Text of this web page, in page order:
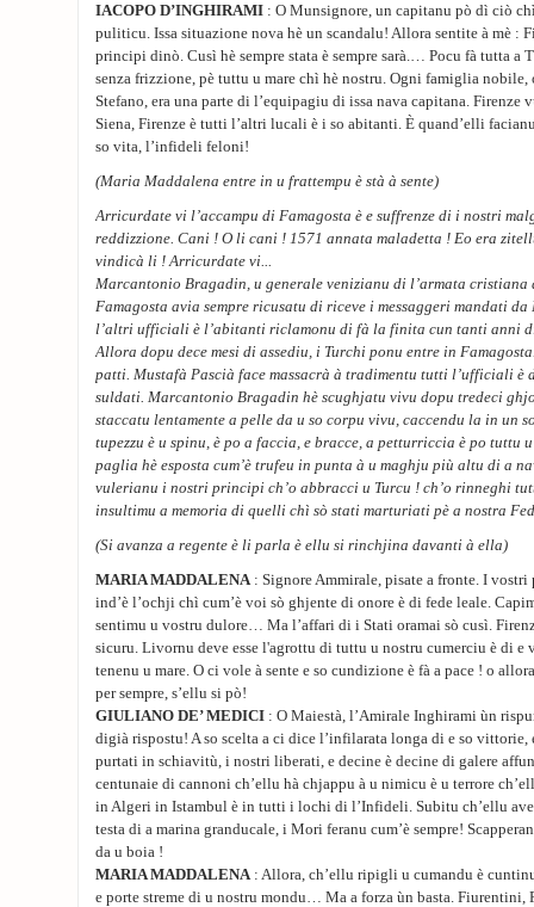
IACOPO D’INGHIRAMI : O Munsignore, un capitanu pò dì ciò
puliticu. Issa situazione nova hè un scandalu! Allora sentite à mè :
principi dinò. Cusì hè sempre stata è sempre sarà.… Pocu fà tutta a
senza frizzione, pè tuttu u mare chì hè nostru. Ogni famiglia
Stefano, era una parte di l’equipagiu di issa nava capitana. Firenze
Siena, Firenze è tutti l’altri lucali è i so abitanti. È quand’elli
so vita, l’infideli feloni!
(Maria Maddalena entre in u frattempu è stà à sente)
Arricurdate vi l’accampu di Famagosta è e suffrenze di i nostri
reddizzione. Cani ! O li cani ! 1571 annata maladetta ! Eo era
vindicà li ! Arricurdate vi...
Marcantonio Bragadin, u generale venizianu di l’armata cristiana
Famagosta avia sempre ricusatu di riceve i messaggeri mandati
l’altri ufficiali è l’abitanti riclamonu di fà la finita cun tanti anni
Allora dopu dece mesi di assediu, i Turchi ponu entre in
patti. Mustafà Pascià face massacrà à tradimentu tutti l’ufficiali è
suldati. Marcantonio Bragadin hè scughjatu vivu dopu tredeci
staccatu lentamente a pelle da u so corpu vivu, caccendu la in un
tupezzu è u spinu, è po a faccia, e bracce, a petturriccia è po tuttu
paglia hè esposta cum’è trufeu in punta à u maghju più altu di a
vulerianu i nostri principi ch’o abbracci u Turcu ! ch’o rinneghi
insultimu a memoria di quelli chì sò stati marturiati pè a nostra
(Si avanza a regente è li parla è ellu si rinchjina davanti à ella)
MARIA MADDALENA : Signore Ammirale, pisate a fronte. I
ind’è l’ochji chì cum’è voi sò ghjente di onore è di fede leale.
sentimu u vostru dulore… Ma l’affari di i Stati oramai sò cusì.
sicuru. Livornu deve esse l'agrottu di tuttu u nostru cumerciu è di e
tenenu u mare. O ci vole à sente e so cundizione è fà a pace ! o
per sempre, s’ellu si pò!
GIULIANO DE’ MEDICI : O Maiestà, l’Amirale Inghirami ùn
digià rispostu! A so scelta a ci dice l’infilarata longa di e so
purtati in schiavitù, i nostri liberati, e decine è decine di galere
centunaie di cannoni ch’ellu hà chjappu à u nimicu è u terrore
in Algeri in Istambul è in tutti i lochi di l’Infideli. Subitu ch’ellu
testa di a marina granducale, i Mori feranu cum’è sempre!
da u boia !
MARIA MADDALENA : Allora, ch’ellu ripigli u cumandu è
e porte streme di u nostru mondu… Ma a forza ùn basta. Fiurentini,